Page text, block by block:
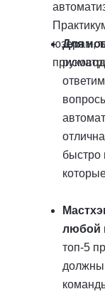
Для
быстро
любой
топ-5
должны
юзерам,